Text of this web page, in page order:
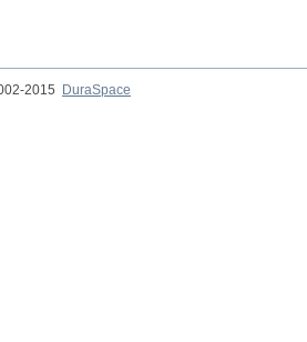
2015
DuraSpace